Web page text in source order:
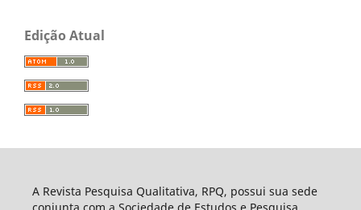
Edição Atual
A Revista Pesquisa Qualitativa, RPQ, possui sua sede